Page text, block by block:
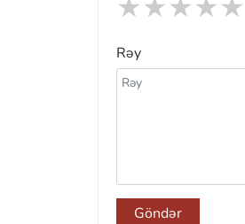
Rəy
Göndər